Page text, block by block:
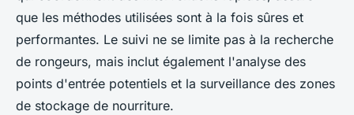
que les méthodes utilisées sont à la fois sûres et
performantes. Le suivi ne se limite pas à la recherche
de rongeurs, mais inclut également l'analyse des
points d'entrée potentiels et la surveillance des zones
de stockage de nourriture.